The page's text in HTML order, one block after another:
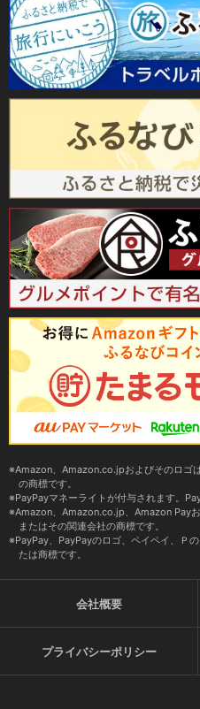
Amazon、Amazon.co.jpおよびそのロゴ
の商標です。
PayPayマネーライトが付与されます。
Amazon、Amazon.co.jp、Amazon Pay
またはその関連会社の商標です。
PayPay、PayPayのロゴ、ペイペイ、Ｐ
たは商標です。
会社概要
プライバシーポリシー